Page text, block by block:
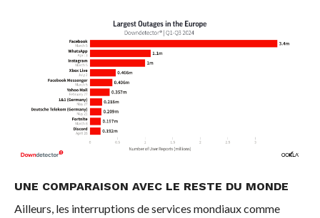
UNE COMPARAISON AVEC LE RESTE DU MONDE
Ailleurs, les interruptions de services mondiaux comme